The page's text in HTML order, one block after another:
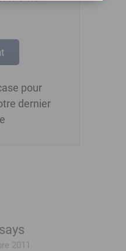
pour
dernier
says
2011